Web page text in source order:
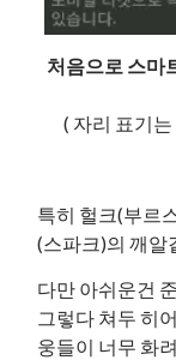
처음으로 스마
( 자리 표기
특히 헐크(부르
(스파크)의 깨알
다만 아쉬운건
그렇다 쳐두 히
웅들이 너무 화